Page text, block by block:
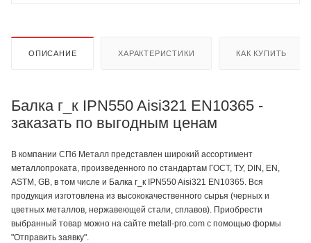
ОПИСАНИЕ ХАРАКТЕРИСТИКИ КАК КУПИТЬ
Балка г_к IPN550 Aisi321 EN10365 -
заказать по выгодным ценам
В компании СПб Металл представлен широкий ассортимент
металлопроката, произведенного по стандартам ГОСТ, ТУ, DIN, EN,
ASTM, GB, в том числе и Балка г_к IPN550 Aisi321 EN10365. Вся
продукция изготовлена из высококачественного сырья (черных и
цветных металлов, нержавеющей стали, сплавов). Приобрести
выбранный товар можно на сайте metall-pro.com с помощью формы
"Отправить заявку".